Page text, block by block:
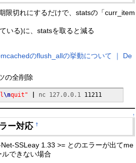
限切れにするだけで、statsの「curr_item
いる)に、statsを取ると減る
のflush_allの挙動について ｜ De
の全削除
\nquit" nc 127.0.0.1 11211
↑
ー対応†
SSLeay 1.33 >= とのエラーが出てme
できない場合